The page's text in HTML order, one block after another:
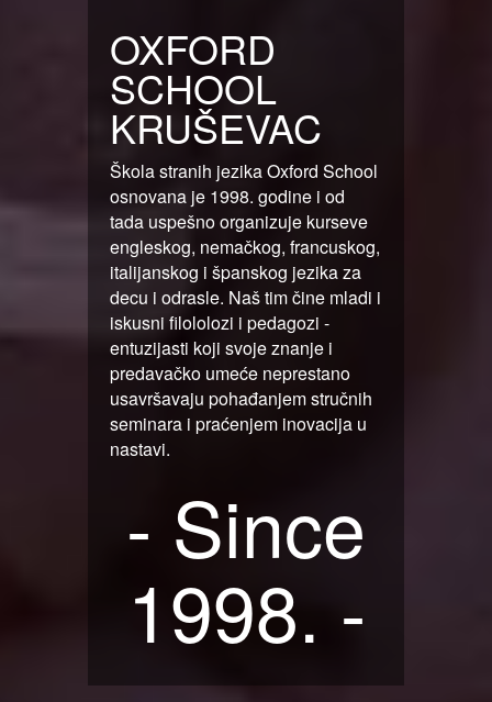
OXFORD
SCHOOL
KRUŠEVAC
Škola stranih jezika Oxford School
osnovana je 1998. godine i od
tada uspešno organizuje kurseve
engleskog, nemačkog, francuskog,
italijanskog i španskog jezika za
decu i odrasle. Naš tim čine mladi i
iskusni filololozi i pedagozi -
entuzijasti koji svoje znanje i
predavačko umeće neprestano
usavršavaju pohađanjem stručnih
seminara i praćenjem inovacija u
nastavi.
- Since
1998. -